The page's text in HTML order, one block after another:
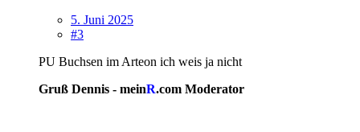
5. Juni 2025
#3
PU Buchsen im Arteon ich weis ja nicht
Gruß Dennis - meinR.com Moderator